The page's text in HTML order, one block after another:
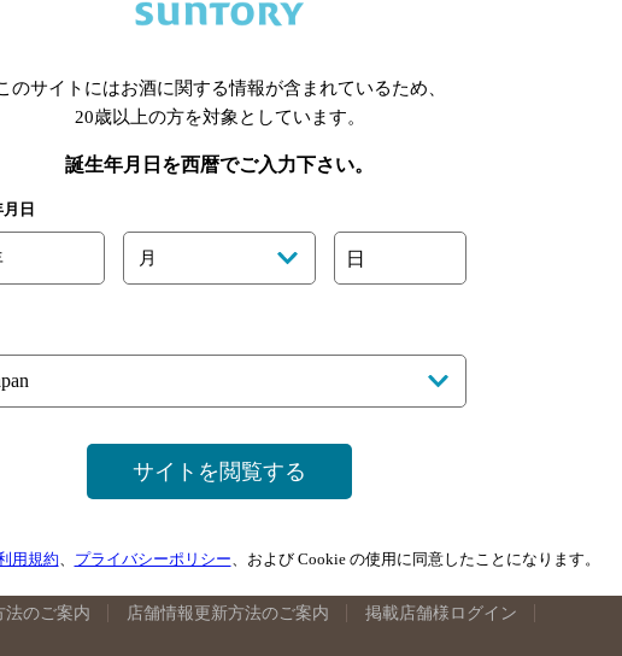
関連ページ
バー検索
山口県のバー検索
法のご案内 店舗情報更新方法のご案内 掲載店舗様ログイン
のサイトにはお酒に関する情報が含まれているため、
20歳以上の方を対象としています。
誕生年月日を西暦でご入力下さい。
日
月 日
サイトを閲覧する
用規約、 プライバシーポリシー、および Cookie の使用に同意したことになります。